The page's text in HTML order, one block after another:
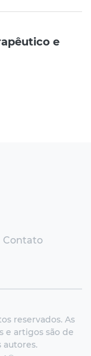
e
Contato
reservados. As
e artigos são de